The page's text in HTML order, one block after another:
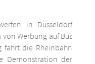
in Düsseldorf
Werbung auf Bus
fährt die Rheinbahn
Demonstration der